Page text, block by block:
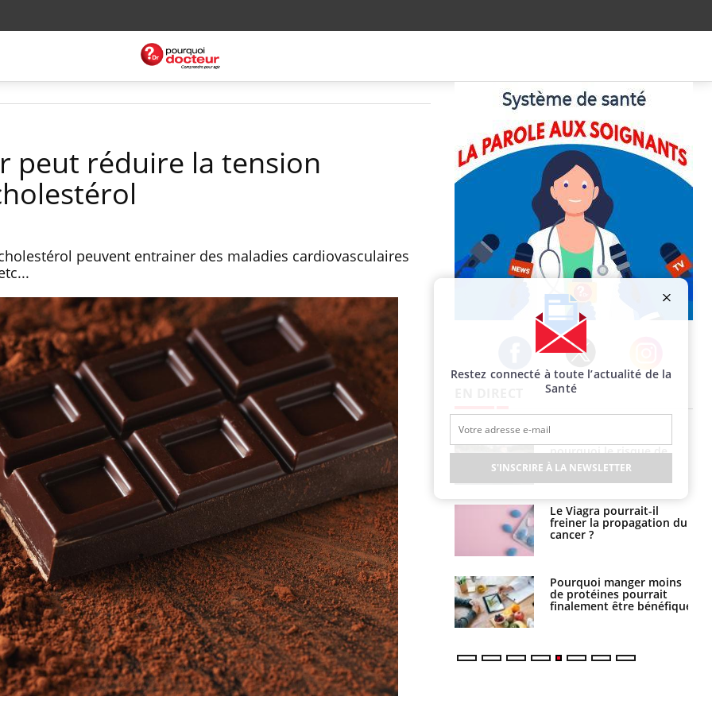
peut réduire la tension
peuvent entrainer des maladies cardiovasculaires
Facebook Twitter Instagram
La sieste empêche-t-elle
de dormir la nuit ?
VIH : la fin du comprimé
tous les jours se profile-t-
elle enfin ?
Pourquoi votre ventre
gâche-t-il les premiers
jours de vos vacances ?
pourquoi le risque de
noyade grimpe-t-il ?
Le Viagra pourrait-il
freiner la propagation du
cancer ?
Pourquoi manger moins
de protéines pourrait
finalement être bénéfique
que dit la science
Le smartphone nuit-il à
l'apprentissage de la
lecture ?
Mordue par une tique en
vacances, elle reste dans
le coma pendant 42 jours
Restez connecté à toute l’actualité de la
Santé
S'INSCRIRE À LA NEWSLETTER